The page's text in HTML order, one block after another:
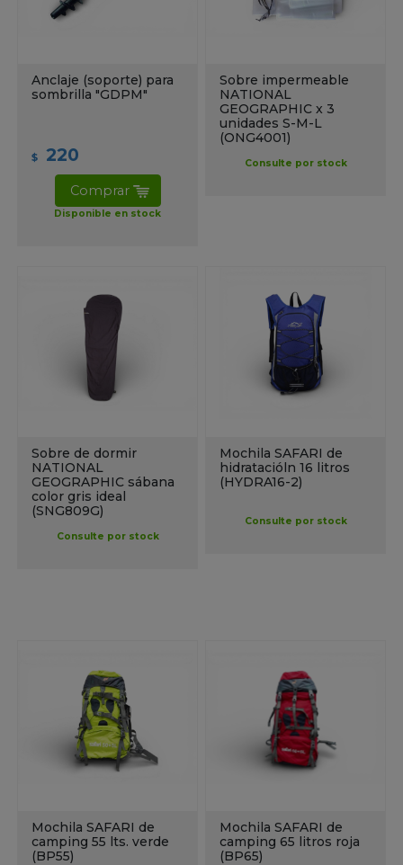
Anclaje (soporte) para
sombrilla "GDPM"
$ 220
Disponible en stock
Comprar
Sobre impermeable
NATIONAL
GEOGRAPHIC x 3
unidades S-M-L
(ONG4001)
Consulte por stock
Sobre de dormir
NATIONAL
GEOGRAPHIC sábana
color gris ideal
(SNG809G)
Consulte por stock
Mochila SAFARI de
hidratacióln 16 litros
(HYDRA16-2)
Consulte por stock
Mochila SAFARI de
camping 55 lts. verde
(BP55)
Mochila SAFARI de
camping 65 litros roja
(BP65)